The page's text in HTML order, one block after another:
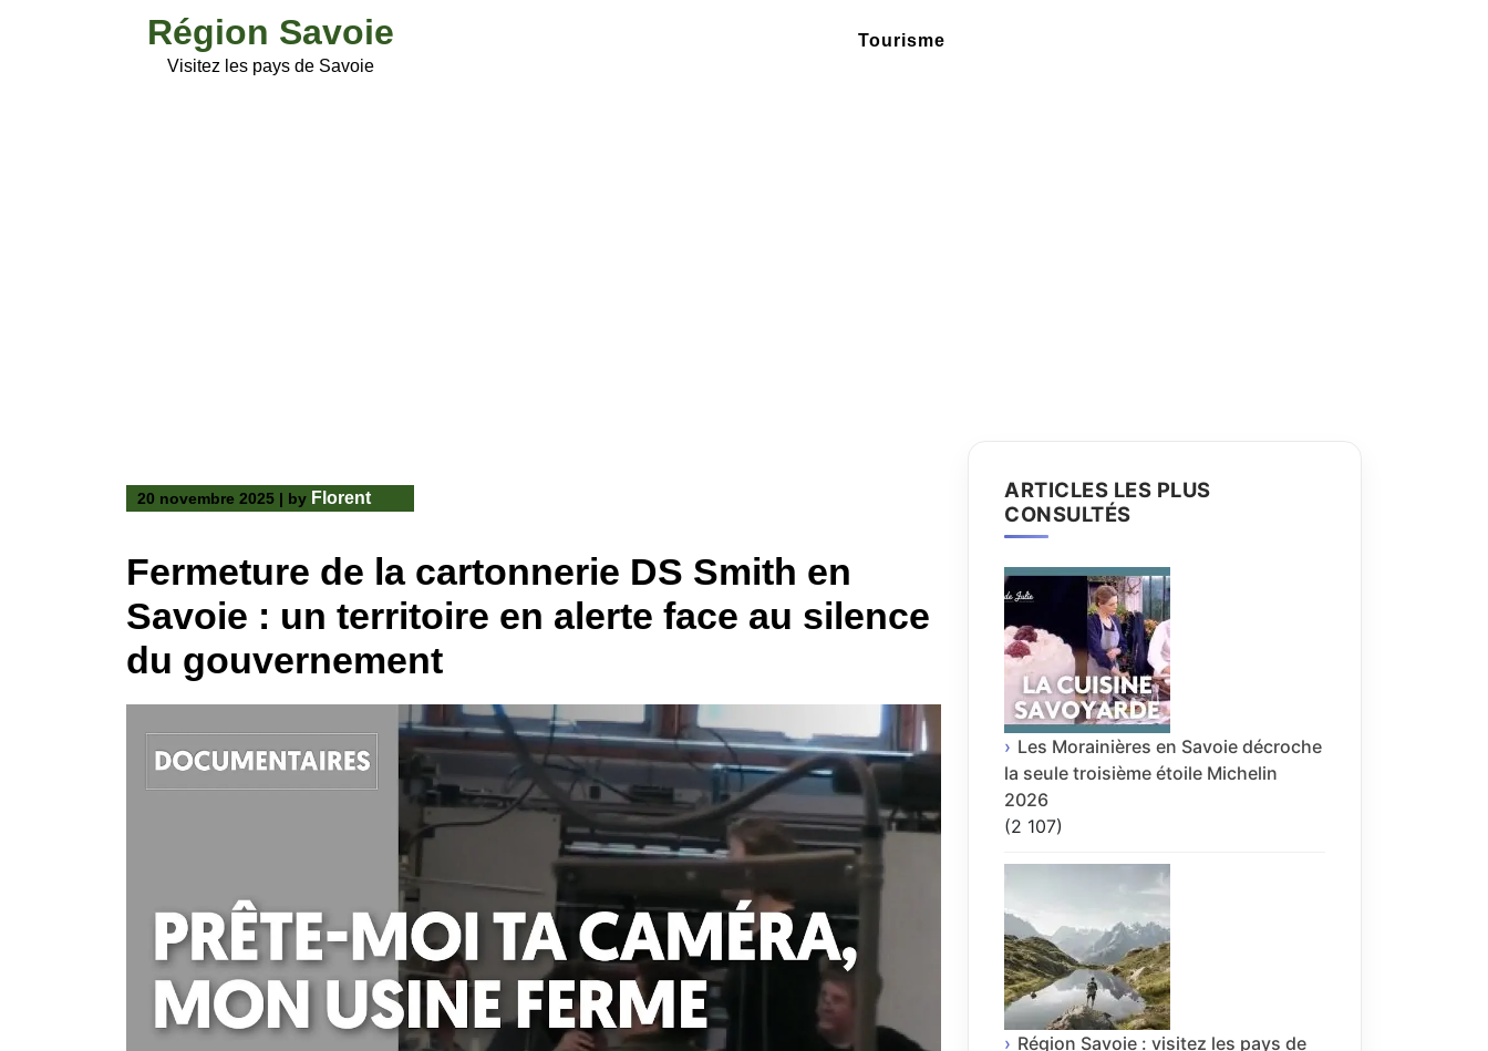
Région Savoie
Visitez les pays de Savoie
Tourisme
20 novembre 2025 | by Florent
Fermeture de la cartonnerie DS Smith en
Savoie : un territoire en alerte face au silence
du gouvernement
ARTICLES LES PLUS
CONSULTÉS
Les Morainières en Savoie décroche
la seule troisième étoile Michelin
2026
(2 107)
Région Savoie : visitez les pays de